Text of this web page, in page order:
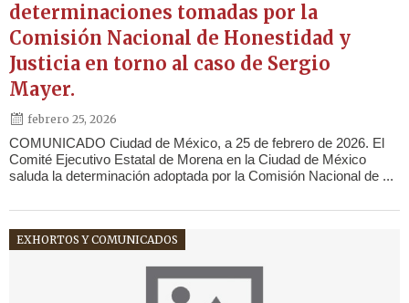
determinaciones tomadas por la
Comisión Nacional de Honestidad y
Justicia en torno al caso de Sergio
Mayer.
febrero 25, 2026
COMUNICADO Ciudad de México, a 25 de febrero de 2026. El
Comité Ejecutivo Estatal de Morena en la Ciudad de México
saluda la determinación adoptada por la Comisión Nacional de ...
EXHORTOS Y COMUNICADOS